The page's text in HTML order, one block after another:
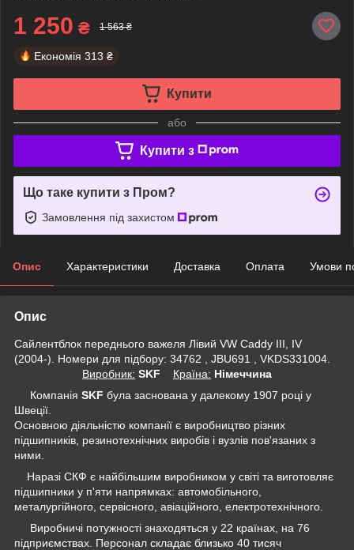
1 250 ₴ 1 563 ₴
Економія 313 ₴
Купити
або
Купити з
Що таке купити з Пром?
Замовлення під захистом
Опис Характеристики Доставка Оплата Умови
Опис
Сайлентблок переднього важеля Лівий VW Caddy III, IV
(2004-). Номери для підбору: 34762 , JBU691 , VKDS331004.
Виробник: SKF Крaїна: Німеччина
Компанія SKF була заснована у далекому 1907 році у
Швеції.
Основною діяльністю компанії є виробництво різних
підшипників, резинотехнічних виробів і вузлів пов'язаних з
ними.
Наразі СКФ є найбільшим виробником у світі та виготовляє
підшипники у п'яти напрямках: автомобільного,
металургійного, сервісного, авіаційного, електротехнічного.
Виробничі потужності знаходяться у 22 країнах, на 76
підприємствах. Персонал складає близько 40 тисяч